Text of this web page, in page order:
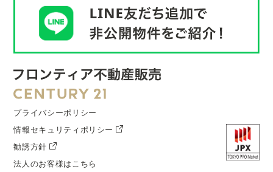
プライバシーポリシー
情報セキュリティポリシー
勧誘方針
法人のお客様はこちら